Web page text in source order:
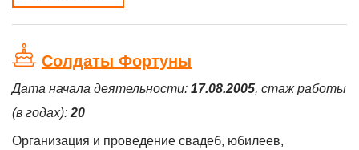
Солдаты Фортуны
Дата начала деятельности: 17.08.2005, стаж работы
(в годах): 20
Организация и проведение свадеб, юбилеев,